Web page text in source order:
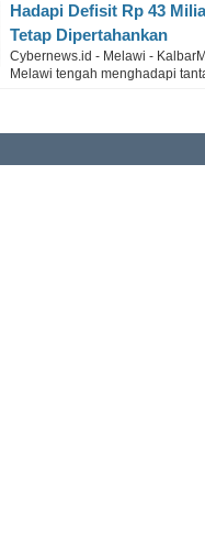
Hadapi Defisit Rp 43
Tetap Dipertahankan
Cybernews.id - Melawi -
Melawi tengah menghadapi